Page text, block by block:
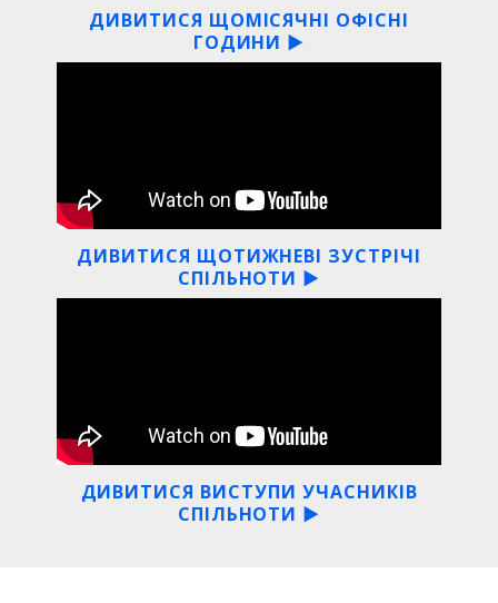
ДИВИТИСЯ ЩОМІСЯЧНІ ОФІСНІ
ГОДИНИ ▶
ДИВИТИСЯ ЩОТИЖНЕВІ ЗУСТРІЧІ
СПІЛЬНОТИ ▶
ДИВИТИСЯ ВИСТУПИ УЧАСНИКІВ
СПІЛЬНОТИ ▶